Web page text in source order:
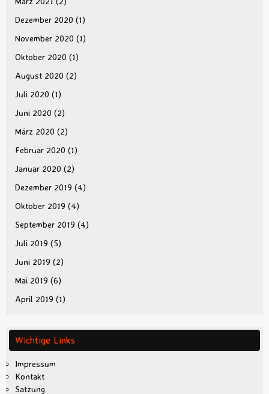
Dezember 2020 (1)
November 2020 (1)
Oktober 2020 (1)
August 2020 (2)
Juli 2020 (1)
Juni 2020 (2)
März 2020 (2)
Februar 2020 (1)
Januar 2020 (2)
Dezember 2019 (4)
Oktober 2019 (4)
September 2019 (4)
Juli 2019 (5)
Juni 2019 (2)
Mai 2019 (6)
April 2019 (1)
Wichtige Links
Impressum
Kontakt
Satzung